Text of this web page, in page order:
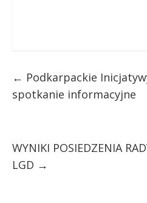
← Podkarpackie
spotkanie informacyjne
WYNIKI POSIEDZENIA
LGD →